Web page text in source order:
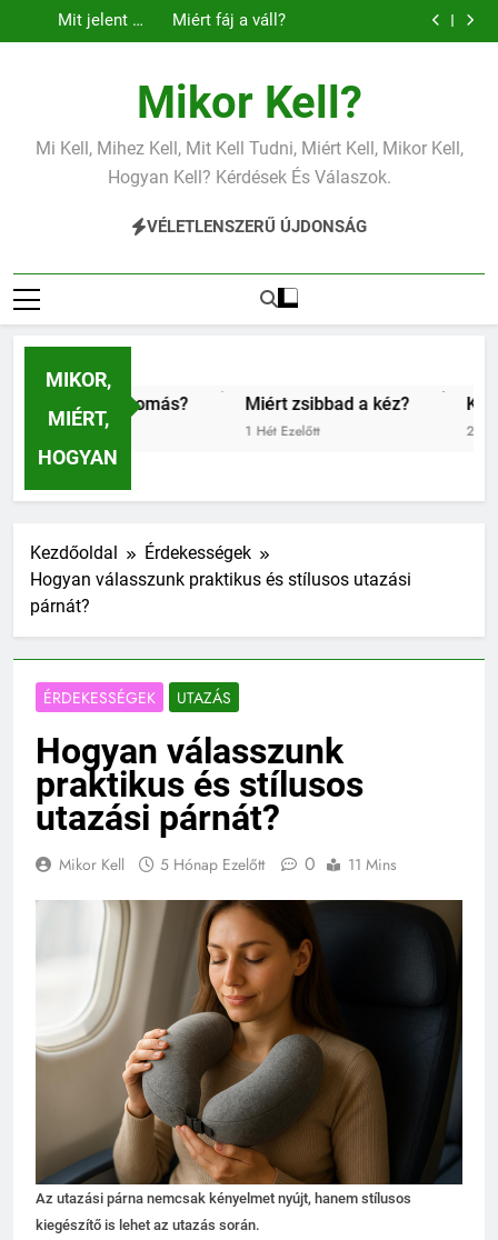
a
alacsony
magas
Mit jelent az
alacsony vas?
Miért fáj a váll?
Mit jelent az
Mit jelent a
alacsony
vérnyomás?Mikor Kell?
Mi Kell, Mihez Kell, Mit Kell Tudni, Miért Kell, Mikor Kell,
Hogyan Kell? Kérdések És Válaszok.
VÉLETLENSZERŰ ÚJDONSÁG
MIKOR,
MIÉRT,
HOGYAN
Miért zsibbad a kéz?
1 Hét Ezelőtt
Kipróbáltuk a digitális
2 Hét Ezelőtt
Kezdőoldal
Érdekességek
Hogyan válasszunk praktikus és stílusos utazási
párnát?
ÉRDEKESSÉGEK UTAZÁS
Hogyan válasszunk
praktikus és stílusos
utazási párnát?
Mikor Kell 5 Hónap Ezelőtt 0 11 Mins
Az utazási párna nemcsak kényelmet nyújt, hanem stílusos
kiegészítő is lehet az utazás során.